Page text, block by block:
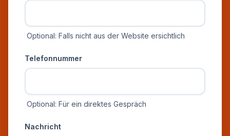
Optional: Falls nicht aus der Website ersichtlich
Telefonnummer
Optional: Für ein direktes Gespräch
Nachricht